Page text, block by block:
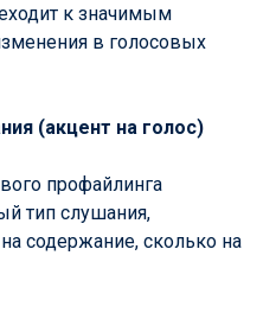
к значимым
в голосовых
(акцент на голос)
профайлинга
тип слушания,
содержание, сколько на